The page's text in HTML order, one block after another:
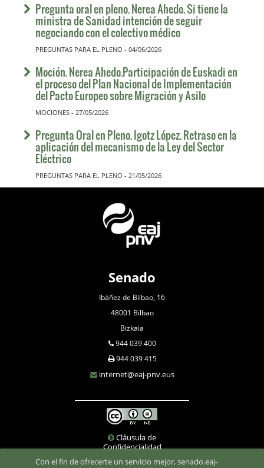
Pregunta oral en pleno. Nerea Ahedo. Si tiene la
ministra de Sanidad intención de seguir
negociando con el colectivo médico
PREGUNTAS PARA EL PLENO - 04/06/2026
Moción. Nerea Ahedo.Participación de Euskadi en
el proceso del Plan Nacional de Implementación
del Pacto Europeo sobre Migración y Asilo
MOCIONES - 27/05/2026
Pregunta Oral en Pleno. Igotz López. Retraso en la
aplicación del mecanismo de la Ley del Sector
Eléctrico
PREGUNTAS PARA EL PLENO - 21/05/2026
Senado
Ibáñez de Bilbao, 16
48001 Bilbao
Bizkaia
944 039 400
944 039 415
internet@eaj-pnv.eus
Cláusula de
Confidencialidad
Con el fin de ofrecerte un servicio mejor, senado.eaj-